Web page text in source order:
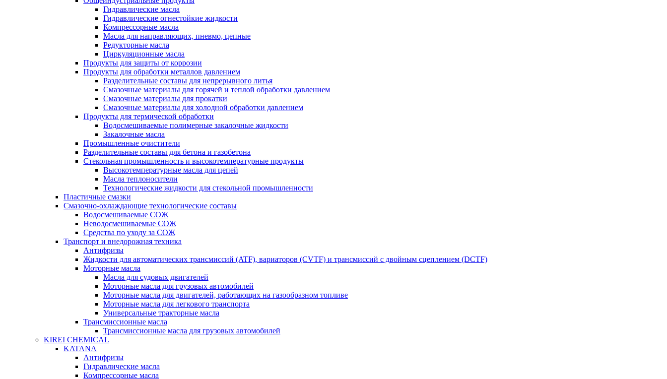
Гидравлические масла
Гидравлические огнестойкие жидкости
Компрессорные масла
Масла для направляющих, пневмо, цепные
Редукторные масла
Циркуляционные масла
Продукты для защиты от коррозии
Продукты для обработки металлов давлением
Разделительные составы для непрерывного литья
Смазочные материалы для горячей и теплой обработки давлением
Смазочные материалы для прокатки
Смазочные материалы для холодной обработки давлением
Продукты для термической обработки
Водосмешиваемые полимерные закалочные жидкости
Закалочные масла
Промышленные очистители
Разделительные составы для бетона и газобетона
Стекольная промышленность и высокотемпературные продукты
Высокотемпературные масла для цепей
Масла теплоносители
Технологические жидкости для стекольной промышленности
Пластичные смазки
Смазочно-охлаждающие технологические составы
Водосмешиваемые СОЖ
Неводосмешиваемые СОЖ
Средства по уходу за СОЖ
Транспорт и внедорожная техника
Антифризы
Жидкости для автоматических трансмиссий (ATF), вариаторов (CVTF) и трансмиссий с двойным сцеплением (DCTF)
Моторные масла
Масла для судовых двигателей
Моторные масла для грузовых автомобилей
Моторные масла для двигателей, работающих на газообразном топливе
Моторные масла для легкового транспорта
Универсальные тракторные масла
Трансмиссионные масла
Трансмиссионные масла для грузовых автомобилей
KIREI CHEMICAL
KATANA
Антифризы
Гидравлические масла
Компрессорные масла